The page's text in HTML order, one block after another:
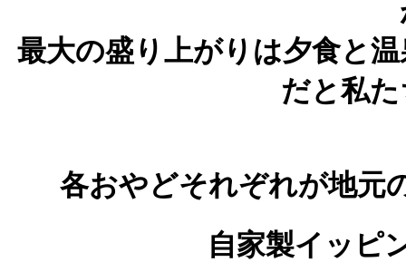
最大の盛り上がりは夕食と
だと私
各おやどそれぞれが地元
自家製イッピ